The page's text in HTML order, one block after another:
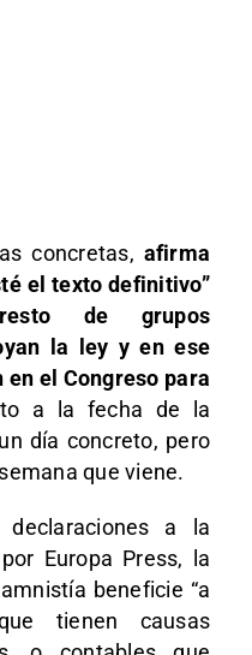
concretas, afirma
el texto definitivo”
de grupos
la ley y en ese
el Congreso para
a la fecha de la
día concreto, pero
que viene.
a la
Europa Press, la
beneficie “a
tienen causas